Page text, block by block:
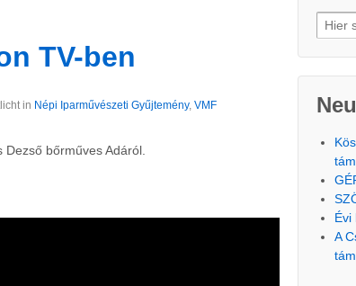
TV-ben
in Népi Iparművészeti Gyűjtemény, VMF
bőrműves Adáról.
Évi
A